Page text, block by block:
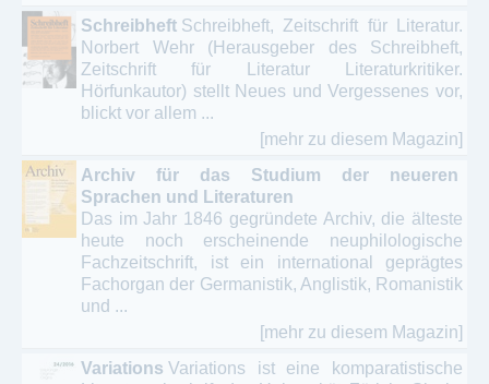
Schreibheft Schreibheft, Zeitschrift für Literatur.
Norbert Wehr (Herausgeber des Schreibheft,
Zeitschrift für Literatur Literaturkritiker.
Hörfunkautor) stellt Neues und Vergessenes vor,
blickt vor allem ...
[mehr zu diesem Magazin]
Archiv für das Studium der neueren
Sprachen und Literaturen
Das im Jahr 1846 gegründete Archiv, die älteste
heute noch erscheinende neuphilologische
Fachzeitschrift, ist ein international geprägtes
Fachorgan der Germanistik, Anglistik, Romanistik
und ...
[mehr zu diesem Magazin]
Variations Variations ist eine komparatistische